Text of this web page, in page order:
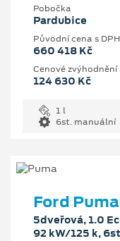
Pobočka
Pardubice
Původní cena s DPH
660 418 Kč
Cenové zvýhodnění
124 630 Kč
1 l
6st. manuální
Ford
5dveřová, 1.0
92 kW/125 k,